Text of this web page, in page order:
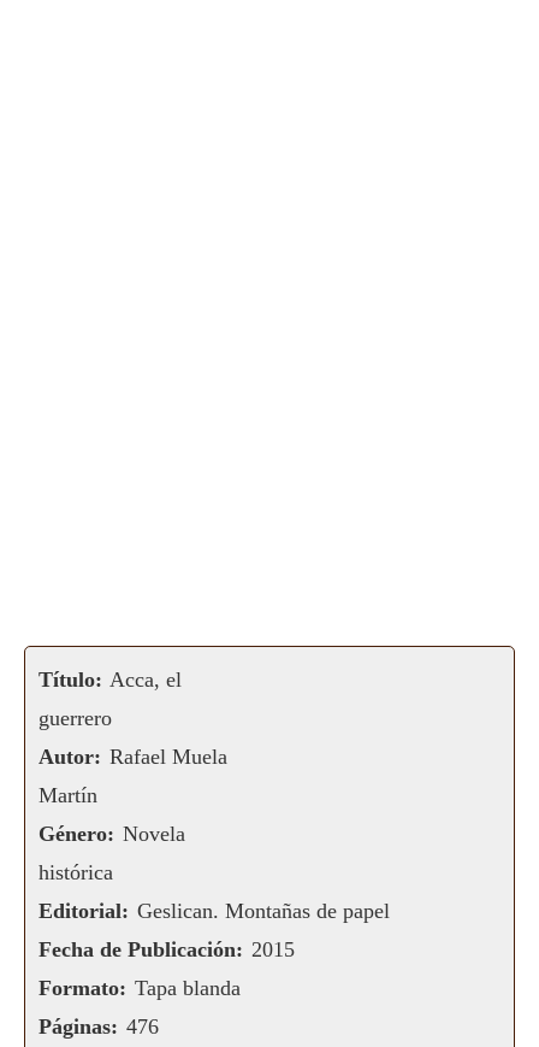
Título: Acca, el
guerrero
Autor: Rafael Muela
Martín
Género: Novela
histórica
Editorial: Geslican. Montañas de papel
Fecha de Publicación: 2015
Formato: Tapa blanda
Páginas: 476